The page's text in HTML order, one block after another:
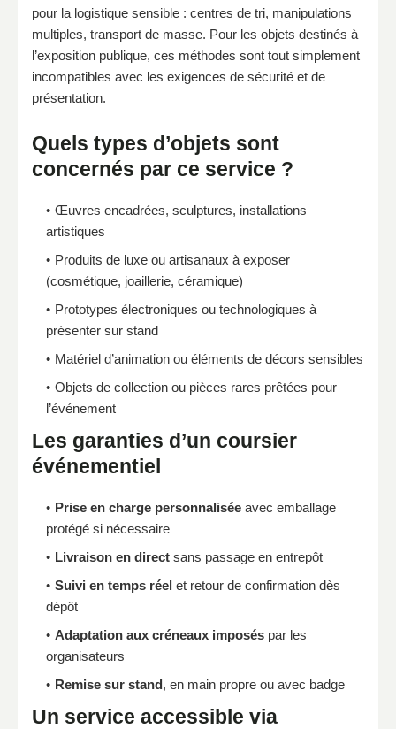
pour la logistique sensible : centres de tri, manipulations
multiples, transport de masse. Pour les objets destinés à
l’exposition publique, ces méthodes sont tout simplement
incompatibles avec les exigences de sécurité et de
présentation.
Quels types d’objets sont
concernés par ce service ?
Œuvres encadrées, sculptures, installations
artistiques
Produits de luxe ou artisanaux à exposer
(cosmétique, joaillerie, céramique)
Prototypes électroniques ou technologiques à
présenter sur stand
Matériel d’animation ou éléments de décors sensibles
Objets de collection ou pièces rares prêtées pour
l’événement
Les garanties d’un coursier
événementiel
Prise en charge personnalisée avec emballage
protégé si nécessaire
Livraison en direct sans passage en entrepôt
Suivi en temps réel et retour de confirmation dès
dépôt
Adaptation aux créneaux imposés par les
organisateurs
Remise sur stand, en main propre ou avec badge
Un service accessible via